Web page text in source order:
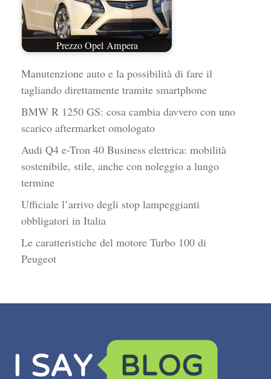
Prezzo Opel Ampera
Manutenzione auto e la possibilità di fare il
tagliando direttamente tramite smartphone
BMW R 1250 GS: cosa cambia davvero con uno
scarico aftermarket omologato
Audi Q4 e-Tron 40 Business elettrica: mobilità
sostenibile, stile, anche con noleggio a lungo
termine
Ufficiale l’arrivo degli stop lampeggianti
obbligatori in Italia
Le caratteristiche del motore Turbo 100 di
Peugeot